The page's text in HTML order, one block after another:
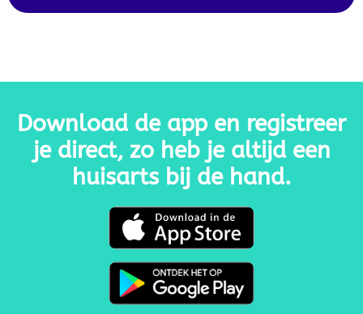
Download de app en registreer
je direct, zo heb je altijd een
huisarts bij de hand.